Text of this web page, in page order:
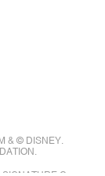
& © DISNEY.